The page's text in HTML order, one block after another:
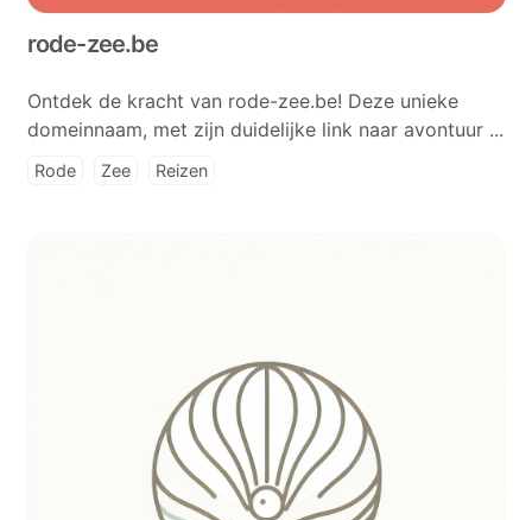
rode-zee.be
Ontdek de kracht van rode-zee.be! Deze unieke
domeinnaam, met zijn duidelijke link naar avontuur ...
Rode Zee Reizen